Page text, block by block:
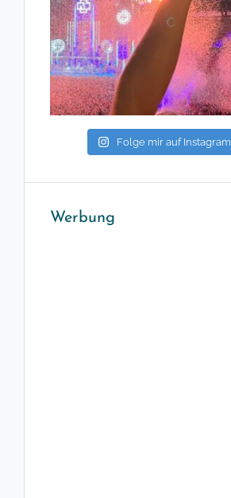
Folge mir auf Instagram
Werbung